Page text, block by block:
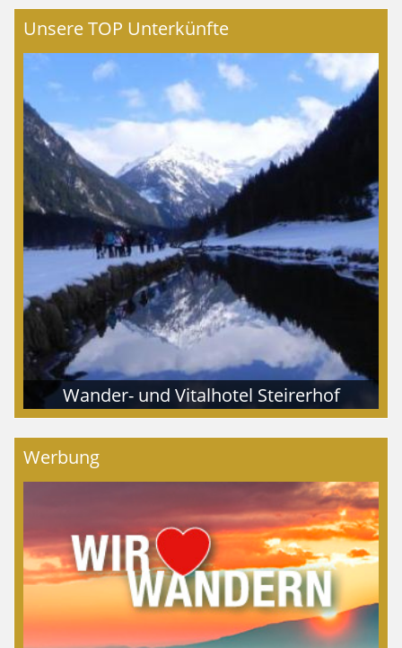
Unsere TOP Unterkünfte
Wander- und Vitalhotel Steirerhof
Werbung